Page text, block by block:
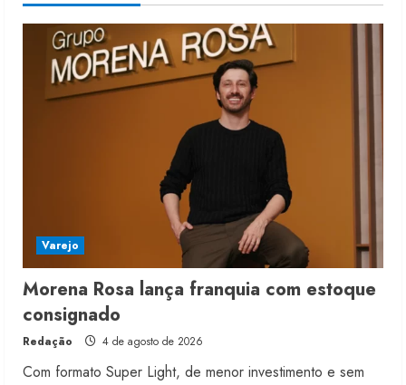
4
4 de agosto de 2026
Projeto testa passaporte digital na
moda nacional
4 de agosto de 2026
Varejo
Morena Rosa lança franquia com estoque
consignado
Redação 4 de agosto de 2026
Com formato Super Light, de menor investimento e sem